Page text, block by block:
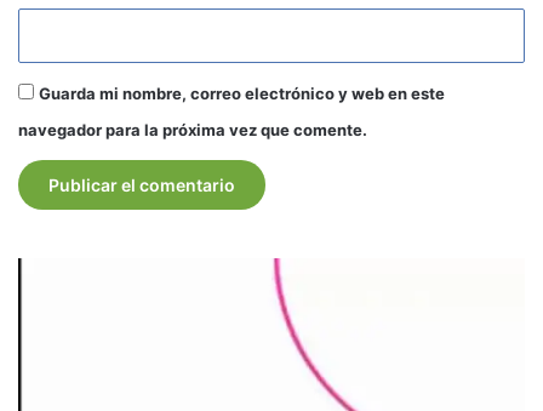
Guarda mi nombre, correo electrónico y web en este
navegador para la próxima vez que comente.